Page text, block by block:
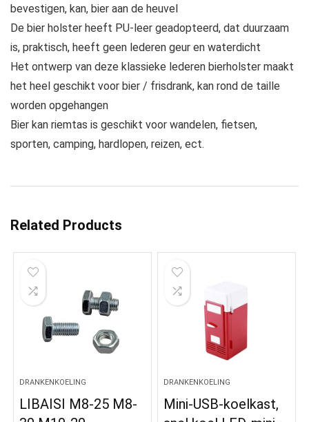
bevestigen, kan, bier aan de heuvel
De bier holster heeft PU-leer geadopteerd, dat duurzaam
is, praktisch, heeft geen lederen geur en waterdicht
Het ontwerp van deze klassieke lederen bierholster maakt
het heel geschikt voor bier / frisdrank, kan rond de taille
worden opgehangen
Bier kan riemtas is geschikt voor wandelen, fietsen,
sporten, camping, hardlopen, reizen, ect.
Related Products
DRANKENKOELING
LIBAISI M8-25 M8-
DRANKENKOELING
Mini-USB-koelkast,